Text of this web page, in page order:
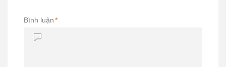
Bình luận*